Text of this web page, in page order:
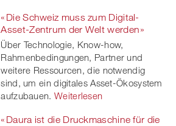
« Die Schweiz muss zum Digital-
Asset-Zentrum der Welt werden »
Über Technologie, Know-how,
Rahmenbedingungen, Partner und
weitere Ressourcen, die notwendig
sind, um ein digitales Asset-Ökosystem
aufzubauen. Weiterlesen
« Daura ist die Druckmaschine für die